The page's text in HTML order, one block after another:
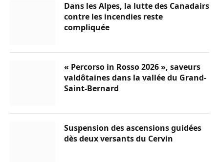
Dans les Alpes, la lutte des Canadairs
contre les incendies reste
compliquée
« Percorso in Rosso 2026 », saveurs
valdôtaines dans la vallée du Grand-
Saint-Bernard
Suspension des ascensions guidées
dès deux versants du Cervin